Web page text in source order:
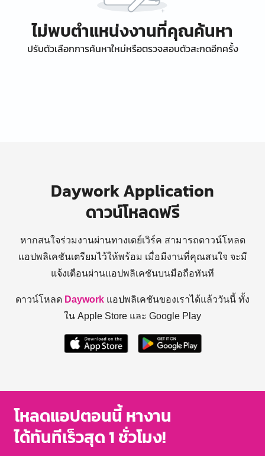
ไม่พบตำแหน่งงานที่คุณค้นหา
ปรับตัวเลือกการค้นหาใหม่หรือตรวจสอบตัวสะกดอีกครั้ง
Daywork Application
ดาวน์โหลดฟรี
หากสนใจร่วมงานผ่านทางเดย์เวิร์ค สามารถดาวน์โหลด
แอปพลิเคชันเตรียมไว้ให้พร้อม เมื่อมีงานที่คุณสนใจ จะมี
แจ้งเตือนผ่านแอปพลิเคชันบนมือถือทันที
ดาวน์โหลด Daywork แอปพลิเคชันของเราได้แล้ววันนี้ ทั้ง
ใน Apple Store และ Google Play
โหลดแอปตอนนี้ หางาน
ได้ทันทีเร็วสุด 1 ชั่วโมง!